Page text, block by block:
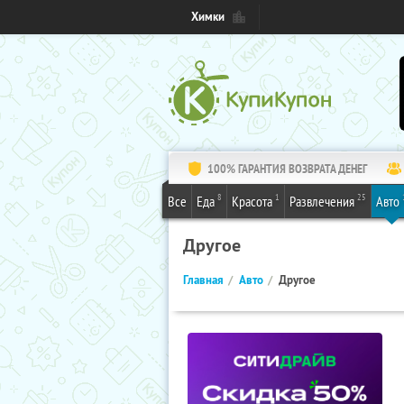
Химки
100% ГАРАНТИЯ ВОЗВРАТА ДЕНЕГ
Все Еда 8 Красота 1 Развлечения 25 Авто
Другое
Главная Авто Другое